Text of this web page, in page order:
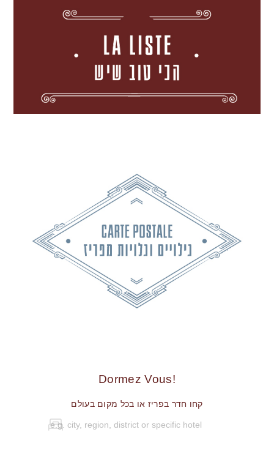
!Dormez Vous
קחו חדר בפריז או בכל מקום בעולם